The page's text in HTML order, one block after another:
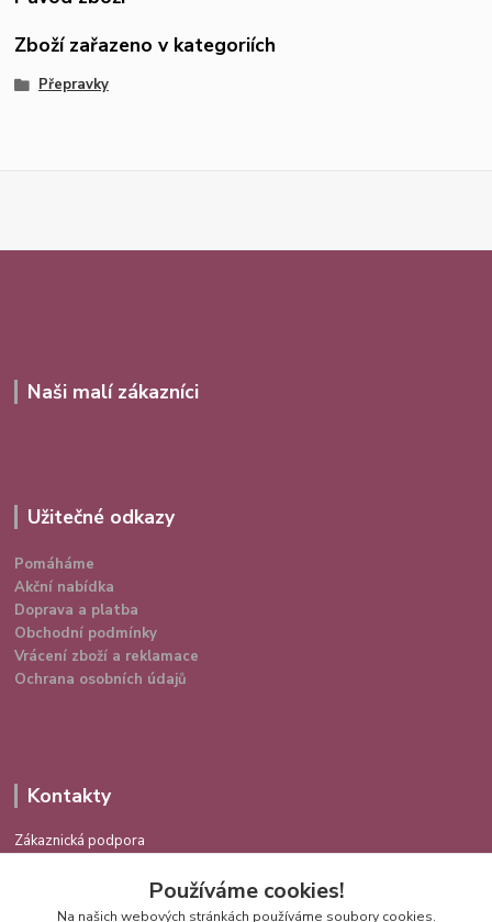
Zboží zařazeno v kategoriích
Přepravky
Naši malí zákazníci
Užitečné odkazy
Pomáháme
Akční nabídka
Doprava a platba
Obchodní podmínky
Vrácení zboží a reklamace
Ochrana osobních údajů
Kontakty
Zákaznická podpora
Používáme cookies!
Na našich webových stránkách používáme soubory cookies.